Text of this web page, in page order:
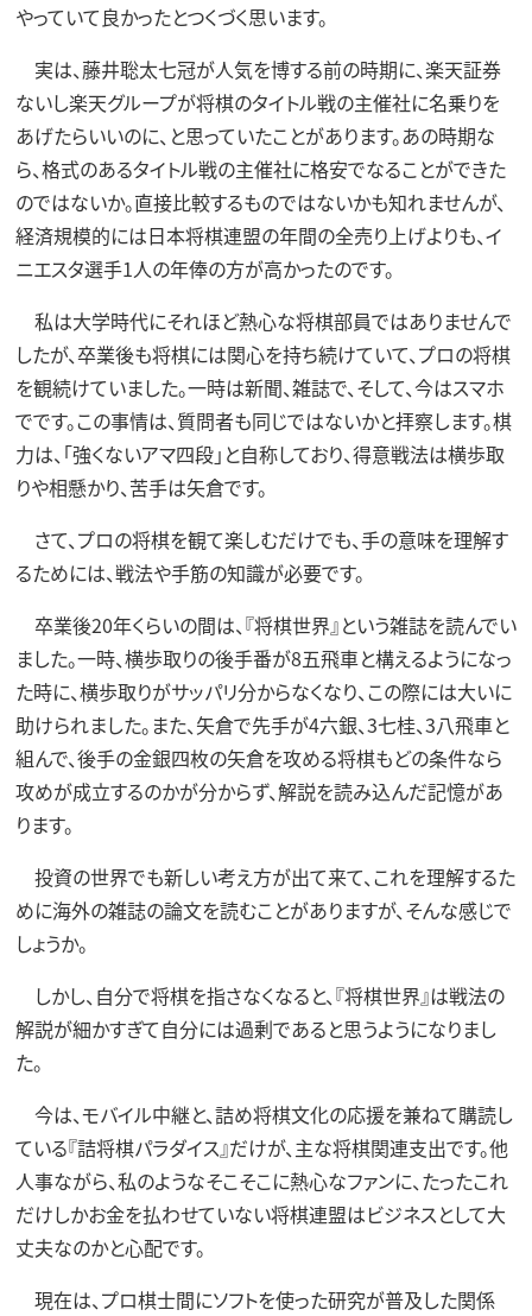
やっていて良かったとつくづく思います。
実は、藤井聡太七冠が人気を博する前の時期に、楽天証券
ないし楽天グループが将棋のタイトル戦の主催社に名乗りを
あげたらいいのに、と思っていたことがあります。あの時期な
ら、格式のあるタイトル戦の主催社に格安でなることができた
のではないか。直接比較するものではないかも知れませんが、
経済規模的には日本将棋連盟の年間の全売り上げよりも、イ
ニエスタ選手1人の年俸の方が高かったのです。
私は大学時代にそれほど熱心な将棋部員ではありませんで
したが、卒業後も将棋には関心を持ち続けていて、プロの将棋
を観続けていました。一時は新聞、雑誌で、そして、今はスマホ
でです。この事情は、質問者も同じではないかと拝察します。棋
力は、「強くないアマ四段」と自称しており、得意戦法は横歩取
りや相懸かり、苦手は矢倉です。
さて、プロの将棋を観て楽しむだけでも、手の意味を理解す
るためには、戦法や手筋の知識が必要です。
卒業後20年くらいの間は、『将棋世界』という雑誌を読んでい
ました。一時、横歩取りの後手番が8五飛車と構えるようになっ
た時に、横歩取りがサッパリ分からなくなり、この際には大いに
助けられました。また、矢倉で先手が4六銀、3七桂、3八飛車と
組んで、後手の金銀四枚の矢倉を攻める将棋もどの条件なら
攻めが成立するのかが分からず、解説を読み込んだ記憶があ
ります。
投資の世界でも新しい考え方が出て来て、これを理解するた
めに海外の雑誌の論文を読むことがありますが、そんな感じで
しょうか。
しかし、自分で将棋を指さなくなると、『将棋世界』は戦法の
解説が細かすぎて自分には過剰であると思うようになりまし
た。
今は、モバイル中継と、詰め将棋文化の応援を兼ねて購読し
ている『詰将棋パラダイス』だけが、主な将棋関連支出です。他
人事ながら、私のようなそこそこに熱心なファンに、たったこれ
だけしかお金を払わせていない将棋連盟はビジネスとして大
丈夫なのかと心配です。
現在は、プロ棋士間にソフトを使った研究が普及した関係